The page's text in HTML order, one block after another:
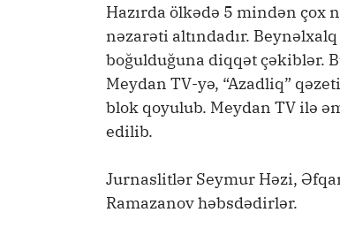
Hazırda ölkədə 5 mindən çox
nəzarəti altındadır.
boğulduğuna diqqət çəkiblər.
Meydan TV-yə, “Azadliq”
blok qoyulub. Meydan TV ilə
edilib.
Jurnaslitlər Seymur Həzi,
Ramazanov həbsdədirlər.